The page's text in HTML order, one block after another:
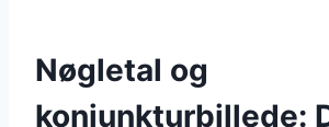
Nøgletal og
konjunkturbillede: